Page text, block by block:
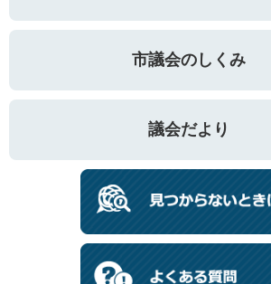
市議会のしくみ
議会だより